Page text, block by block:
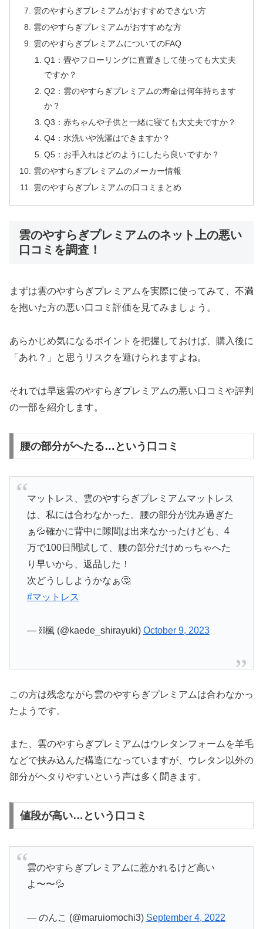
雲のやすらぎプレミアムがおすすめできない方
雲のやすらぎプレミアムがおすすめな方
雲のやすらぎプレミアムについてのFAQ
Q1：畳やフローリングに直置きして使っても大丈夫
ですか？
Q2：雲のやすらぎプレミアムの寿命は何年持ちます
か？
Q3：赤ちゃんや子供と一緒に寝ても大丈夫ですか？
Q4：水洗いや洗濯はできますか？
Q5：お手入れはどのようにしたら良いですか？
雲のやすらぎプレミアムのメーカー情報
雲のやすらぎプレミアムの口コミまとめ
雲のやすらぎプレミアムのネット上の悪い
口コミを調査！
まずは雲のやすらぎプレミアムを実際に使ってみて、不満
を抱いた方の悪い口コミ評価を見てみましょう。
あらかじめ気になるポイントを把握しておけば、購入後に
「あれ？」と思うリスクを避けられますよね。
それでは早速雲のやすらぎプレミアムの悪い口コミや評判
の一部を紹介します。
腰の部分がへたる…という口コミ
マットレス、雲のやすらぎプレミアムマットレス
は、私には合わなかった。腰の部分が沈み過ぎた
ぁ💦確かに背中に隙間は出来なかったけども、4
万で100日間試して、腰の部分だけめっちゃへた
り早いから、返品した！
次どうししようかなぁ🤔
#マットレス
— ⛓楓 (@kaede_shirayuki) October 9, 2023
この方は残念ながら雲のやすらぎプレミアムは合わなかっ
たようです。
また、雲のやすらぎプレミアムはウレタンフォームを羊毛
などで挟み込んだ構造になっていますが、ウレタン以外の
部分がヘタりやすいという声は多く聞きます。
値段が高い…という口コミ
雲のやすらぎプレミアムに惹かれるけど高い
よ〜〜💦
— のんこ (@maruiomochi3) September 4, 2022